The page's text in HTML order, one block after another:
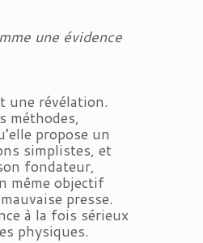
une évidence
une révélation.
méthodes,
propose un
simplistes, et
fondateur,
même objectif
presse.
à la fois sérieux
physiques.